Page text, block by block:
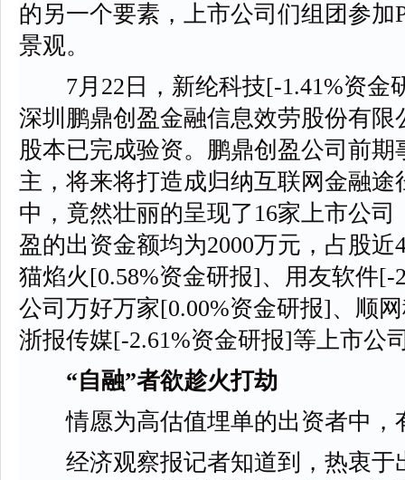
的另一个要素，上市公司们组团参加
景观。
7月22日，新纶科技[-1.41%资金
深圳鹏鼎创盈金融信息效劳股份有
股本已完成验资。鹏鼎创盈公司前期
主，将来将打造成归纳互联网金融途
中，竟然壮丽的呈现了16家上市公
盈的出资金额均为2000万元，占股
猫焰火[0.58%资金研报]、用友软件[-
公司万好万家[0.00%资金研报]、顺
浙报传媒[-2.61%资金研报]等上市公
“自融”者欲趁火打劫
情愿为高估值埋单的出资者中，
经济观察报记者知道到，热衷于